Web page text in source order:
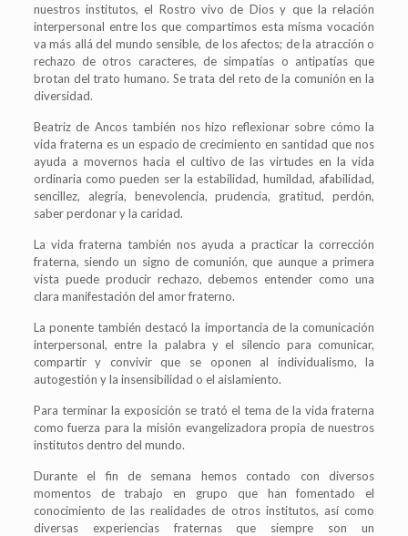
nuestros institutos, el Rostro vivo de Dios y que la relación
interpersonal entre los que compartimos esta misma vocación
va más allá del mundo sensible, de los afectos; de la atracción o
rechazo de otros caracteres, de simpatías o antipatías que
brotan del trato humano. Se trata del reto de la comunión en la
diversidad.
Beatriz de Ancos también nos hizo reflexionar sobre cómo la
vida fraterna es un espacio de crecimiento en santidad que nos
ayuda a movernos hacia el cultivo de las virtudes en la vida
ordinaria como pueden ser la estabilidad, humildad, afabilidad,
sencillez, alegría, benevolencia, prudencia, gratitud, perdón,
saber perdonar y la caridad.
La vida fraterna también nos ayuda a practicar la corrección
fraterna, siendo un signo de comunión, que aunque a primera
vista puede producir rechazo, debemos entender como una
clara manifestación del amor fraterno.
La ponente también destacó la importancia de la comunicación
interpersonal, entre la palabra y el silencio para comunicar,
compartir y convivir que se oponen al individualismo, la
autogestión y la insensibilidad o el aislamiento.
Para terminar la exposición se trató el tema de la vida fraterna
como fuerza para la misión evangelizadora propia de nuestros
institutos dentro del mundo.
Durante el fin de semana hemos contado con diversos
momentos de trabajo en grupo que han fomentado el
conocimiento de las realidades de otros institutos, así como
diversas experiencias fraternas que siempre son un